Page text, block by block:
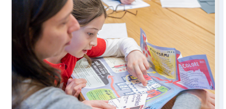
autonomamente il Kit Famiglie che propone giochi e
approfondimenti sulle opere esposte, oppure
alle visite e ai laboratori differenziati per fasce d’età
anni in su. Il punto di partenza è sempre
d’arte condivisa tra adulti e bambini, alla quale si
per i più piccoli ed esperienze interattive per i più